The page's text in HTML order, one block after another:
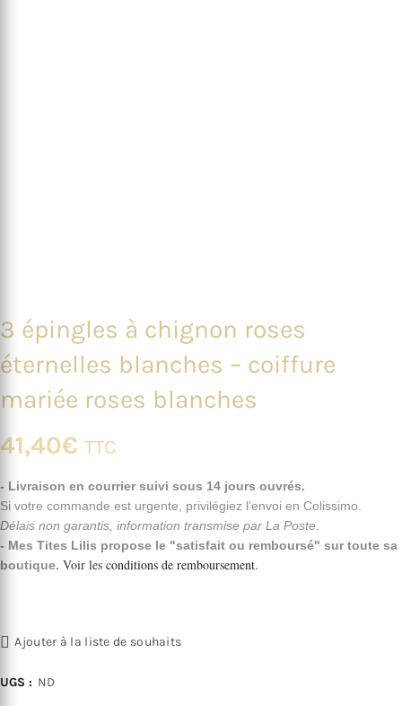
3 épingles à chignon roses
éternelles blanches – coiffure
mariée roses blanches
41,40€ TTC
- Livraison en courrier suivi sous 14 jours ouvrés.
Si votre commande est urgente, privilégiez l’envoi en Colissimo.
Délais non garantis, information transmise par La Poste.
- Mes Tites Lilis propose le "satisfait ou remboursé" sur toute sa
boutique. Voir les conditions de remboursement.
Ajouter à la liste de souhaits
UGS : ND